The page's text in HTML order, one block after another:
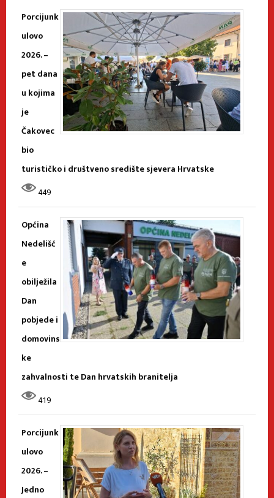
Porcijunk
ulovo
2026. –
pet dana
u kojima
je
Čakovec
bio
turističko i društveno središte sjevera Hrvatske
449
Općina
Nedelišć
e
obilježila
Dan
pobjede i
domovins
ke
zahvalnosti te Dan hrvatskih branitelja
419
Porcijunk
ulovo
2026. –
Jedno